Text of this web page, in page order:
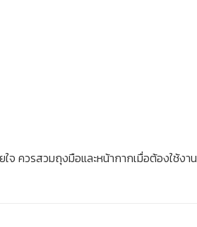
จ ควรสวมถุงมือและหน้ากากเมื่อต้องใช้งาน